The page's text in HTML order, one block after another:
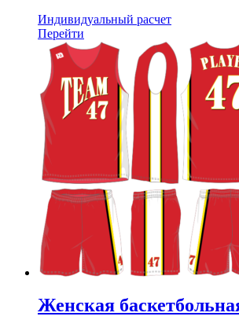
Индивидуальный расчет
Перейти
Женская